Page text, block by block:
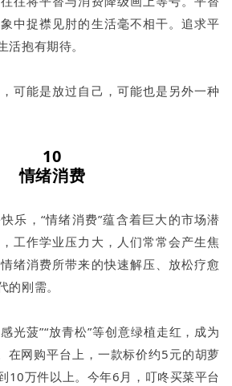
中捉襟见肘的生活毫不相干。追求平
活抱有期待。
可能是放过自己，可能也是另外一种
10
情绪消费
乐，“情绪消费”蕴含着巨大的市场潜
工作学业压力大，人们常常会产生焦
绪消费所带来的快速解压、放松疗愈
刚需。
光菠”“放青松”等创意绿植走红，成为
在网购平台上，一款标价约5元的胡萝
10万件以上。今年6月，叮咚买菜平台